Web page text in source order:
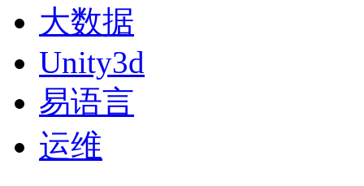
大数据
Unity3d
易语言
运维